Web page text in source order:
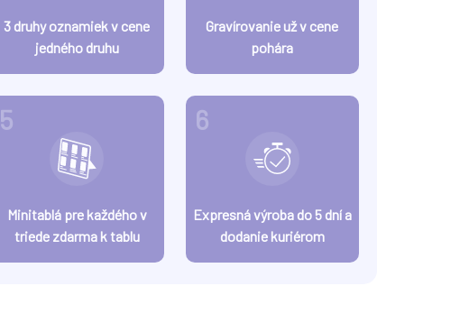
3 druhy oznamiek v cene
jedného druhu
Gravírovanie už v cene
pohára
5
Minitablá pre každého v
triede zdarma k tablu
6
Expresná výroba do 5 dní a
dodanie kuriérom